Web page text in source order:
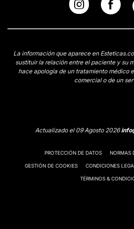
La información que aparece en
sustituir la relación entre el paciente y su
hace apología de un tratamiento médico
comercial o de un
Actualizado el 09 Agosto 2026
PROTECCIÓN DE DATOS NORMAS
GESTIÓN DE COOKIES CONDICIONES
TÉRMINOS &